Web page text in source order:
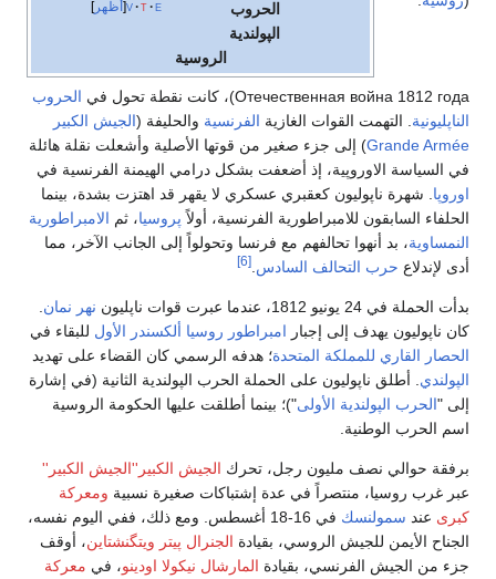
أظهر v t e
الحروب
الپولندية
الروسية
Отечественная война 1812 года)، كانت نقطة تحول في الحروب
الناپليونية . التهمت القوات الغازية الفرنسية والحليفة (الجيش الكبير
Grande Armée) إلى جزء صغير من قوتها الأصلية وأشعلت نقلة هائلة
في السياسة الاوروپية، إذ أضعفت بشكل درامي الهيمنة الفرنسية في
اوروپا . شهرة ناپوليون كعقبري عسكري لا يقهر قد اهتزت بشدة، بينما
الحلفاء السابقون للامبراطورية الفرنسية، أولاً پروسيا، ثم الامبراطورية
النمساوية، بد أنهوا تحالفهم مع فرنسا وتحولواً إلى الجانب الآخر، مما
أدى لإندلاع حرب التحالف السادس [6]
بدأت الحملة في 24 يونيو 1812، عندما عبرت قوات ناپليون نهر نمان
كان ناپوليون يهدف إلى إجبار امبراطور روسيا ألكسندر الأول للبقاء في
الحصار القاري للمملكة المتحدة؛ هدفه الرسمي كان القضاء على تهديد
الپولندي . أطلق ناپوليون على الحملة الحرب الپولندية الثانية (في إشارة
إلى "الحرب الپولندية الأولى")؛ بينما أطلقت عليها الحكومة الروسية
اسم الحرب الوطنية.
برفقة حوالي نصف مليون رجل، تحرك الجيش الكبير''الجيش الكبير''
عبر غرب روسيا، منتصراً في عدة إشتباكات صغيرة نسبية ومعركة
كبرى عند سمولنسك
في 16-18 أغسطس. ومع ذلك، ففي اليوم نفسه،
الجناح الأيمن للجيش الروسي، بقيادة الجنرال پيتر ويتگنشتاين، أوقف
جزء من الجيش الفرنسي، بقيادة المارشال نيكولا اودينو، في معركة